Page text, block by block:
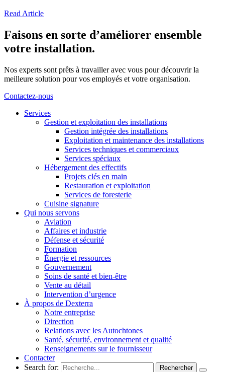
Read Article
Faisons en sorte d’améliorer ensemble
votre installation.
Nos experts sont prêts à travailler avec vous pour découvrir la
meilleure solution pour vos employés et votre organisation.
Contactez-nous
Services
Gestion et exploitation des installations
Gestion intégrée des installations
Exploitation et maintenance des installations
Services techniques et commerciaux
Services spéciaux
Hébergement des effectifs
Projets clés en main
Restauration et exploitation
Services de foresterie
Cuisine signature
Qui nous servons
Aviation
Affaires et industrie
Défense et sécurité
Formation
Énergie et ressources
Gouvernement
Soins de santé et bien-être
Vente au détail
Intervention d’urgence
À propos de Dexterra
Notre entreprise
Direction
Relations avec les Autochtones
Santé, sécurité, environnement et qualité
Renseignements sur le fournisseur
Contacter
Search for: